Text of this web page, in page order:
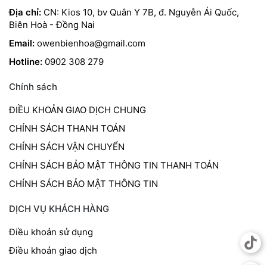
Địa chỉ: CN: Kios 10, bv Quân Y 7B, đ. Nguyễn Ái Quốc,
Biên Hoà - Đồng Nai
Email: owenbienhoa@gmail.com
Hotline: 0902 308 279
Chính sách
ĐIỀU KHOẢN GIAO DỊCH CHUNG
CHÍNH SÁCH THANH TOÁN
CHÍNH SÁCH VẬN CHUYỂN
CHÍNH SÁCH BẢO MẬT THÔNG TIN THANH TOÁN
CHÍNH SÁCH BẢO MẬT THÔNG TIN
DỊCH VỤ KHÁCH HÀNG
Điều khoản sử dụng
Điều khoản giao dịch